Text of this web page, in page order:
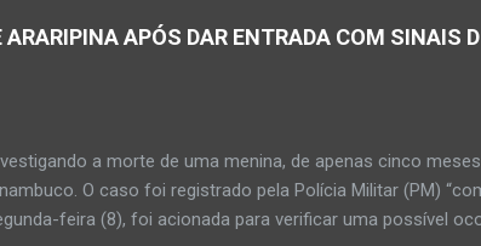
ARARIPINA APÓS DAR ENTRADA COM SINAIS
a morte de uma menina, de apenas cinco
O caso foi registrado pela Polícia Militar (PM)
feira (8), foi acionada para verificar uma possível